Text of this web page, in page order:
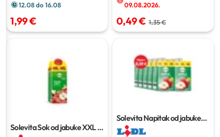
12.08 do 16.08
1,99 €
09.08.2026.
0,49 € 1,35 €
Solevita Sok od jabuke XXL2
Solevita Napitak od jabuke
10 x 0.25 l